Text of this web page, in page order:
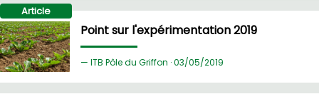
Article
Point sur l'expérimentation 2019
ITB Pôle du Griffon ·03/05/2019